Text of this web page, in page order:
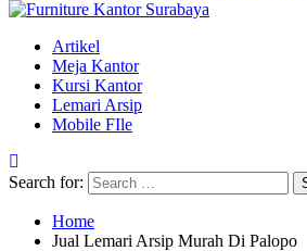
Artikel
Meja Kantor
Kursi Kantor
Lemari Arsip
Mobile FIle
Search for:
Home
Jual Lemari Arsip Murah Di Palopo